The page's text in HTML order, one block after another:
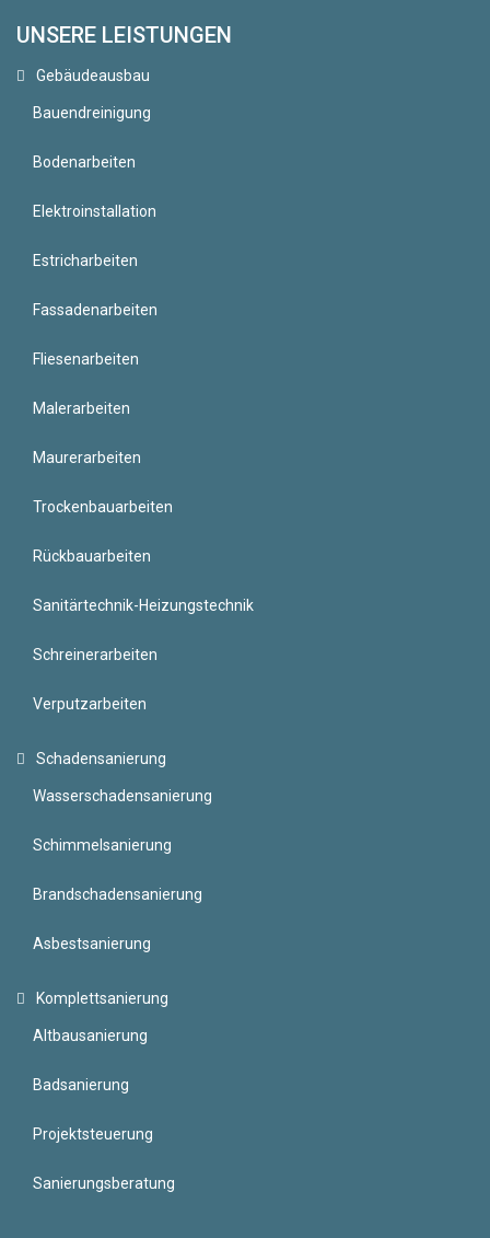
UNSERE LEISTUNGEN
Gebäudeausbau
Bauendreinigung
Bodenarbeiten
Elektroinstallation
Estricharbeiten
Fassadenarbeiten
Fliesenarbeiten
Malerarbeiten
Maurerarbeiten
Trockenbauarbeiten
Rückbauarbeiten
Sanitärtechnik-Heizungstechnik
Schreinerarbeiten
Verputzarbeiten
Schadensanierung
Wasserschadensanierung
Schimmelsanierung
Brandschadensanierung
Asbestsanierung
Komplettsanierung
Altbausanierung
Badsanierung
Projektsteuerung
Sanierungsberatung